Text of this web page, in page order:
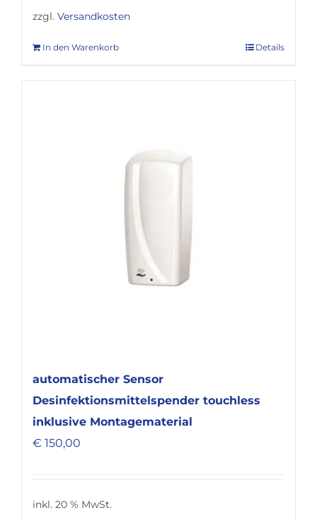
zzgl. Versandkosten
In den Warenkorb Details
automatischer Sensor
Desinfektionsmittelspender touchless
inklusive Montagematerial
€ 150,00
inkl. 20 % MwSt.